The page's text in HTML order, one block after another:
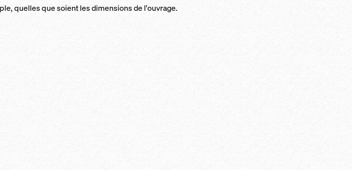
quelles que soient les dimensions de l'ouvrage.